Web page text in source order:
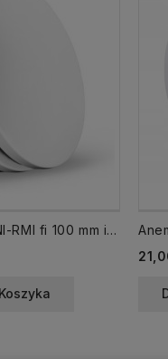
Anemostat KNI-RMI fi 100 mm izolowany nawiewny